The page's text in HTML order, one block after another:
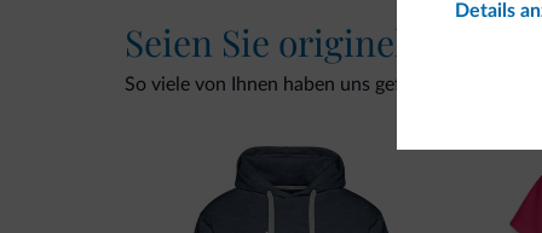
Details
Seien Sie originell,
So viele von Ihnen haben uns gefragt. Die neue